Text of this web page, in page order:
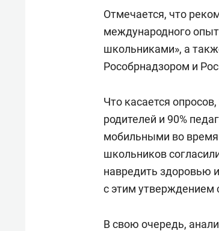
Отмечается, что
международного
школьниками», а
Рособрнадзором и
Что касается
родителей и 90%
мобильными во
школьников
навредить здоровью
с этим утверждением
В свою очередь,